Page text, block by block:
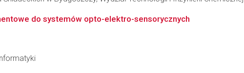
do systemów opto-elektro-sensorycznych